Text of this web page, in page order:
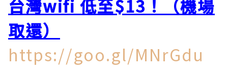
台灣wifi 低至$13！（機場
取還）
https://goo.gl/MNrGdu